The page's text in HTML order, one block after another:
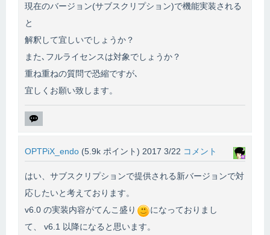
現在のバージョン(サブスクリプション)で機能実装される
と
解釈して宜しいでしょうか？
また､フルライセンスは対象でしょうか？
重ね重ねの質問で恐縮ですが､
宜しくお願い致します。
OPTPiX_endo (5.9k ポイント) 2017 3/22 コメント
はい、サブスクリプションで提供される新バージョンで対
応したいと考えております。
v6.0 の実装内容がてんこ盛り
になっておりまし
て、 v6.1 以降になると思います。